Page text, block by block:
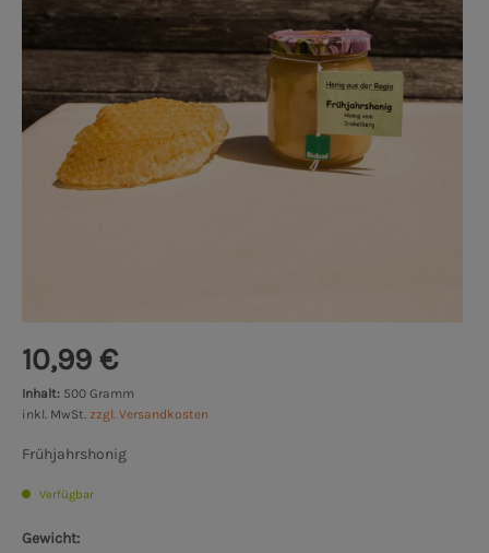
10,99 €
Inhalt: 500 Gramm
inkl. MwSt. zzgl. Versandkosten
Frühjahrshonig
Verfügbar
Gewicht: